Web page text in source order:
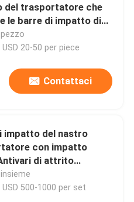
del trasportatore che
le barre di impatto di
pezzo
20-50 per piece
Contattaci
impatto del nastro
con impatto
di attrito
della sostituzione
500-1000 per set